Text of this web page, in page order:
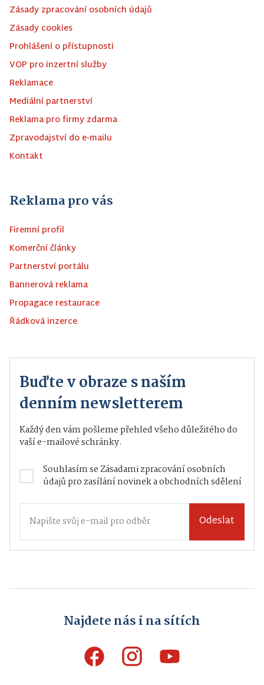
Zásady zpracování osobních údajů
Zásady cookies
Prohlášení o přístupnosti
VOP pro inzertní služby
Reklamace
Mediální partnerství
Reklama pro firmy zdarma
Zpravodajství do e-mailu
Kontakt
Reklama pro vás
Firemní profil
Komerční články
Partnerství portálu
Bannerová reklama
Propagace restaurace
Řádková inzerce
Buďte v obraze s naším
denním newsletterem
Každý den vám pošleme přehled všeho důležitého do
vaší e-mailové schránky.
Souhlasím seZásadami zpracování osobních
údajůpro zasílání novinek a obchodních sdělení
Odeslat
Najdete nás i na sítích